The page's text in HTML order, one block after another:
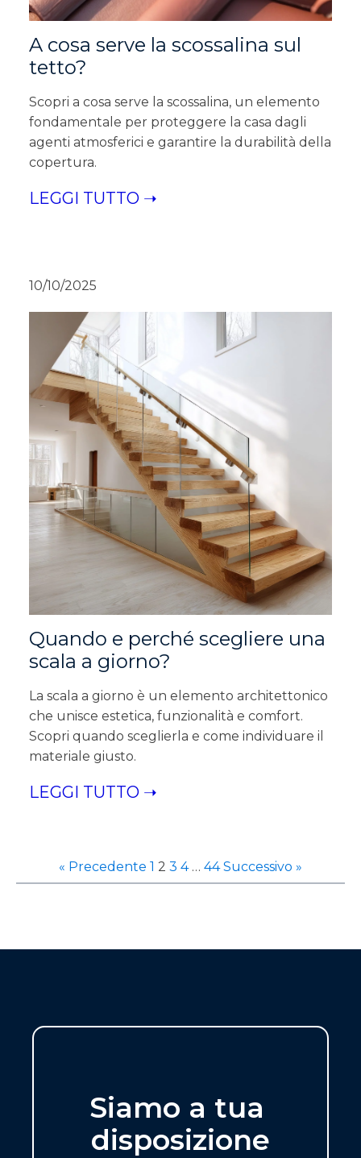
A cosa serve la scossalina sul
tetto?
Scopri a cosa serve la scossalina, un elemento
fondamentale per proteggere la casa dagli
agenti atmosferici e garantire la durabilità della
copertura.
LEGGI TUTTO ➝
10/10/2025
Quando e perché scegliere una
scala a giorno?
La scala a giorno è un elemento architettonico
che unisce estetica, funzionalità e comfort.
Scopri quando sceglierla e come individuare il
materiale giusto.
LEGGI TUTTO ➝
« Precedente 1 2 3 4 … 44 Successivo »
Siamo a tua
disposizione